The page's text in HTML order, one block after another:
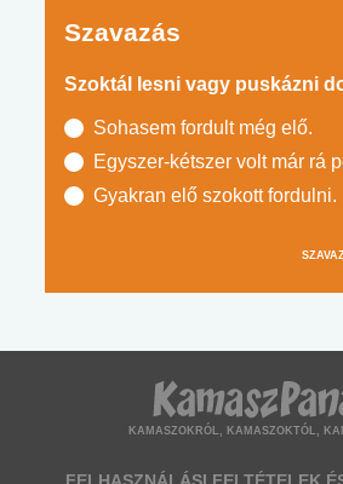
Szavazás
Szoktál lesni vagy puskázni
Sohasem fordult még elő.
Egyszer-kétszer volt már rá
Gyakran elő szokott fordulni.
KAMASZOKRÓL, KAMASZOKTÓL,